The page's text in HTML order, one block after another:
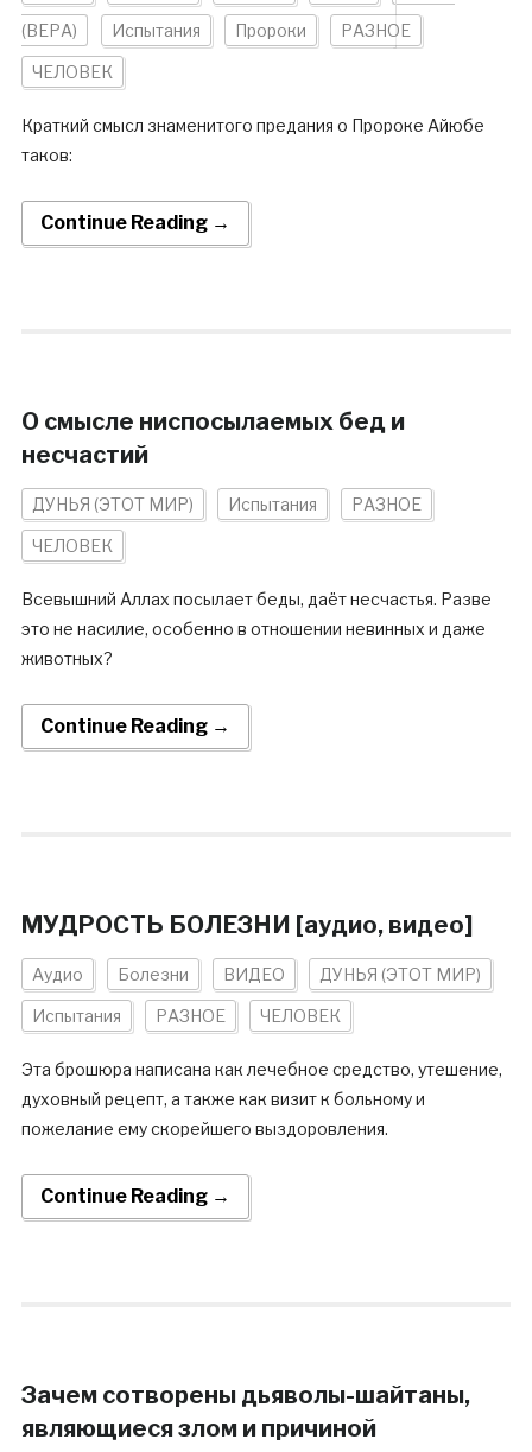
(ВЕРА) Испытания Пророки РАЗНОЕ
ЧЕЛОВЕК
Краткий смысл знаменитого предания о Пророке Айюбе
таков:
Continue Reading →
О смысле ниспосылаемых бед и
несчастий
ДУНЬЯ (ЭТОТ МИР) Испытания РАЗНОЕ
ЧЕЛОВЕК
Всевышний Аллах посылает беды, даёт несчастья. Разве
это не насилие, особенно в отношении невинных и даже
животных?
Continue Reading →
МУДРОСТЬ БОЛЕЗНИ [аудио, видео]
Аудио Болезни ВИДЕО ДУНЬЯ (ЭТОТ МИР)
Испытания РАЗНОЕ ЧЕЛОВЕК
Эта брошюра написана как лечебное средство, утешение,
духовный рецепт, а также как визит к больному и
пожелание ему скорейшего выздоровления.
Continue Reading →
Зачем сотворены дьяволы-шайтаны,
являющиеся злом и причиной